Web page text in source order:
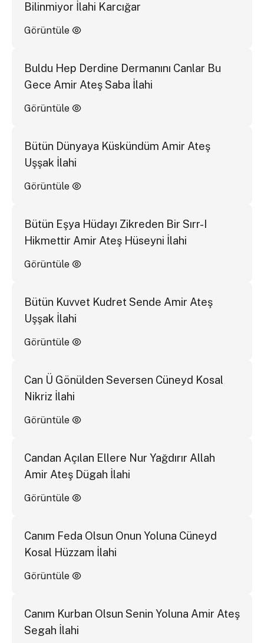
Bilinmiyor İlahi Karcığar
Görüntüle
Buldu Hep Derdine Dermanını Canlar Bu
Gece Amir Ateş Saba İlahi
Görüntüle
Bütün Dünyaya Küskündüm Amir Ateş
Uşşak İlahi
Görüntüle
Bütün Eşya Hüdayı Zikreden Bir Sırr-I
Hikmettir Amir Ateş Hüseyni İlahi
Görüntüle
Bütün Kuvvet Kudret Sende Amir Ateş
Uşşak İlahi
Görüntüle
Can Ü Gönülden Seversen Cüneyd Kosal
Nikriz İlahi
Görüntüle
Candan Açılan Ellere Nur Yağdırır Allah
Amir Ateş Dügah İlahi
Görüntüle
Canım Feda Olsun Onun Yoluna Cüneyd
Kosal Hüzzam İlahi
Görüntüle
Canım Kurban Olsun Senin Yoluna Amir Ateş
Segah İlahi